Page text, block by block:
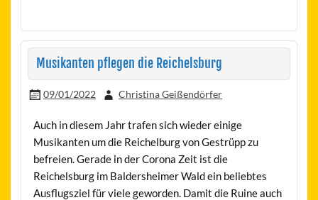
Musikanten pflegen die Reichelsburg
09/01/2022 Christina Geißendörfer
Auch in diesem Jahr trafen sich wieder einige
Musikanten um die Reichelburg von Gestrüpp zu
befreien. Gerade in der Corona Zeit ist die
Reichelsburg im Baldersheimer Wald ein beliebtes
Ausflugsziel für viele geworden. Damit die Ruine auch